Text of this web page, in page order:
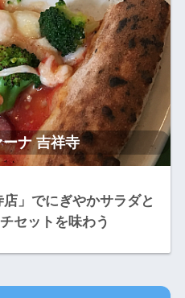
店」でにぎやかサラダと
セットを味わう
ナ 吉祥寺